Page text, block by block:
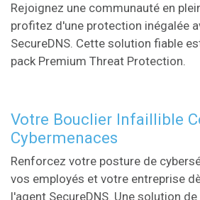
Rejoignez une communauté en
profitez d'une protection inégalée
SecureDNS. Cette solution fiable
pack Premium Threat Protection.
Votre Bouclier Infaillible
Cybermenaces
Renforcez votre posture de
vos employés et votre entreprise
l'agent SecureDNS. Une solution